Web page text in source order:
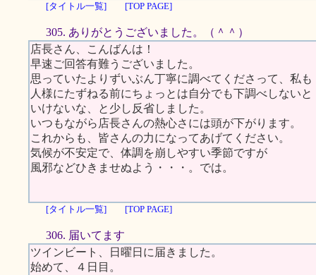
[タイトル一覧] [TOP PAGE]
305. ありがとうございました。（＾＾）
店長さん、こんばんは！
早速ご回答有難うございました。
思っていたよりずいぶん丁寧に調べてくださって、私も
人様にたずねる前にちょっとは自分でも下調べしないと
いけないな、と少し反省しました。
いつもながら店長さんの熱心さには頭が下がります。
これからも、皆さんの力になってあげてください。
気候が不安定で、体調を崩しやすい季節ですが
風邪などひきませぬよう・・・。では。
[タイトル一覧] [TOP PAGE]
306. 届いてます
ツインビート、日曜日に届きました。
始めて、４日目。